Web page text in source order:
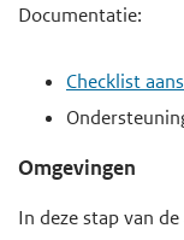
Documentatie:
Checklist
Omgevingen
In deze stap van